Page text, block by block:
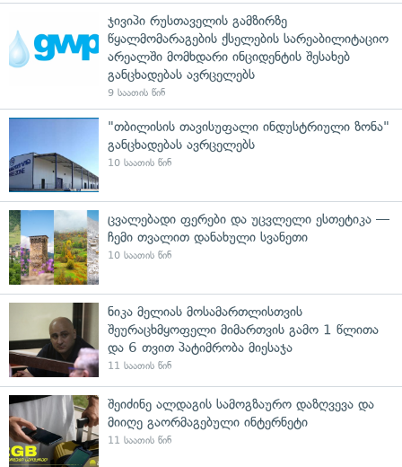
ჯივიპი რუსთაველის გამზირზე
წყალმომარაგების ქსელების სარეაბილიტაციო
არეალში მომხდარი ინციდენტის შესახებ
განცხადებას ავრცელებს
9 საათის წინ
"თბილისის თავისუფალი ინდუსტრიული ზონა"
განცხადებას ავრცელებს
10 საათის წინ
ცვალებადი ფერები და უცვლელი ესთეტიკა —
ჩემი თვალით დანახული სვანეთი
10 საათის წინ
ნიკა მელიას მოსამართლისთვის
შეურაცხმყოფელი მიმართვის გამო 1 წლითა
და 6 თვით პატიმრობა მიესაჯა
11 საათის წინ
შეიძინე ალდაგის სამოგზაურო დაზღვევა და
მიიღე გაორმაგებული ინტერნეტი
11 საათის წინ